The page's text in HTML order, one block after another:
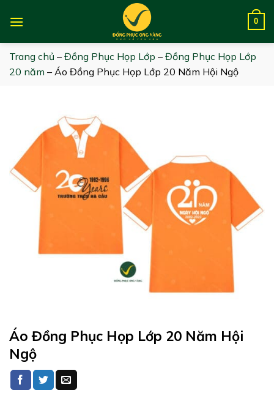
0
Trang chủ – Đồng Phục Họp Lớp – Đồng Phục Họp Lớp
20 năm – Áo Đồng Phục Họp Lớp 20 Năm Hội Ngộ
Áo Đồng Phục Họp Lớp 20 Năm Hội
Ngộ